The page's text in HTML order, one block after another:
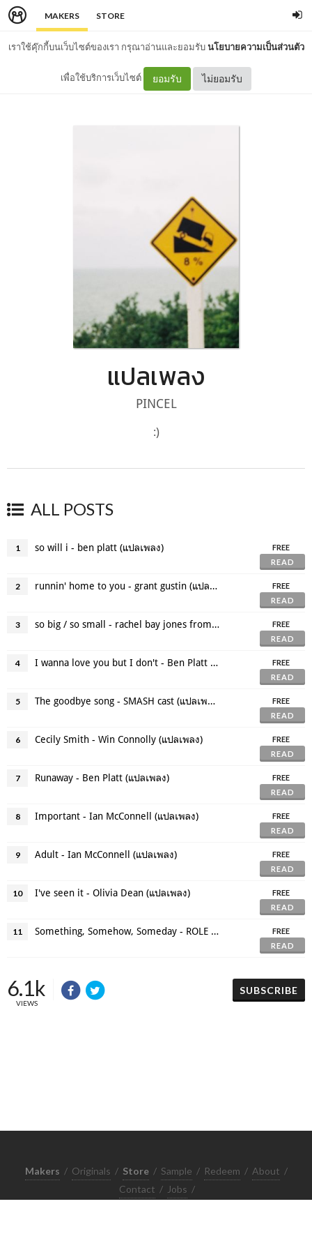
MAKERS STORE
เราใช้คุ๊กกี้บนเว็บไซต์ของเรา กรุณาอ่านและยอมรับนโยบายความเป็นส่วนตัว
เพื่อใช้บริการเว็บไซต์ ยอมรับ ไม่ยอมรับ
แปลเพลง
PINCEL
:)
ALL POSTS
1 so will i - ben platt (แปลเพลง)
FREE
READ
2 runnin' home to you - grant gustin (แปลเพลง)
FREE
READ
3 so big / so small - rachel bay jones from dear evan hansen (แปลเพลง)
FREE
READ
4 I wanna love you but I don't - Ben Platt (แปลเพลง)
FREE
READ
5 The goodbye song - SMASH cast (แปลเพลง)
FREE
READ
6 Cecily Smith - Win Connolly (แปลเพลง)
FREE
READ
7 Runaway - Ben Platt (แปลเพลง)
FREE
READ
8 Important - Ian McConnell (แปลเพลง)
FREE
READ
9 Adult - Ian McConnell (แปลเพลง)
FREE
READ
10 I've seen it - Olivia Dean (แปลเพลง)
FREE
READ
11 Something, Somehow, Someday - ROLE MODEL (แปลเพลง)
FREE
READ
6.1k
VIEWS
SUBSCRIBE
Makers / Originals / Store / Sample / Redeem / About /
Contact / Jobs /